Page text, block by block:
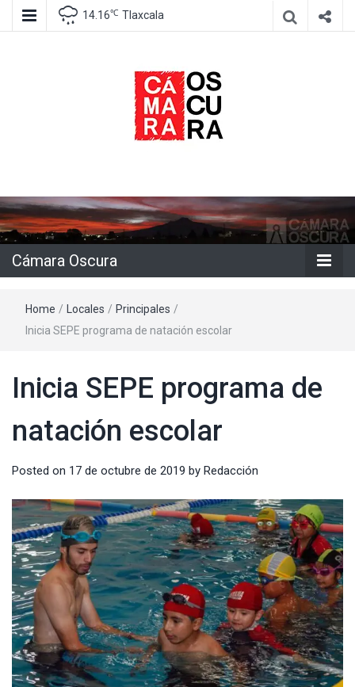
14.16℃ Tlaxcala
Cámara
Oscura
Cámara Oscura
Home / Locales / Principales /
Inicia SEPE programa de natación escolar
Inicia SEPE programa de
natación escolar
Posted on 17 de octubre de 2019 by Redacción